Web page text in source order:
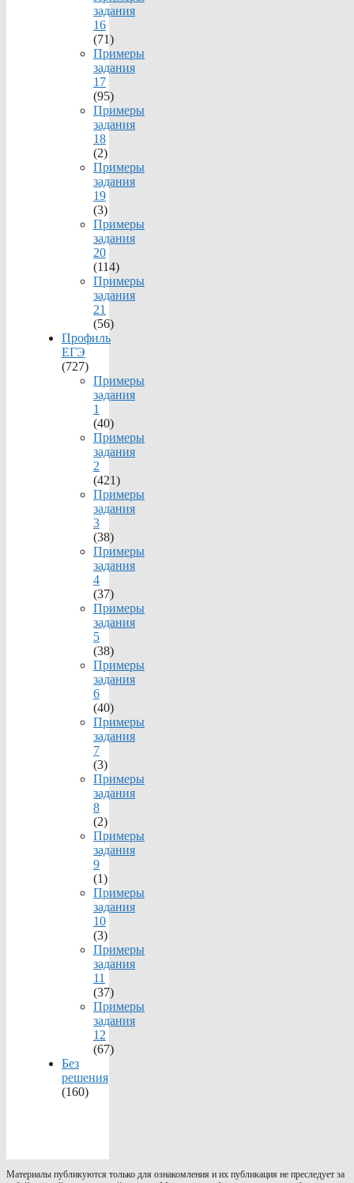
задания
16
(71)
Примеры
задания
17
(95)
Примеры
задания
18
(2)
Примеры
задания
19
(3)
Примеры
задания
20
(114)
Примеры
задания
21
(56)
Профиль
ЕГЭ
(727)
Примеры
задания
1
(40)
Примеры
задания
2
(421)
Примеры
задания
3
(38)
Примеры
задания
4
(37)
Примеры
задания
5
(38)
Примеры
задания
6
(40)
Примеры
задания
7
(3)
Примеры
задания
8
(2)
Примеры
задания
9
(1)
Примеры
задания
10
(3)
Примеры
задания
11
(37)
Примеры
задания
12
(67)
Без
решения
(160)
Материалы публикуются только для ознакомления и их публикация не преследует за